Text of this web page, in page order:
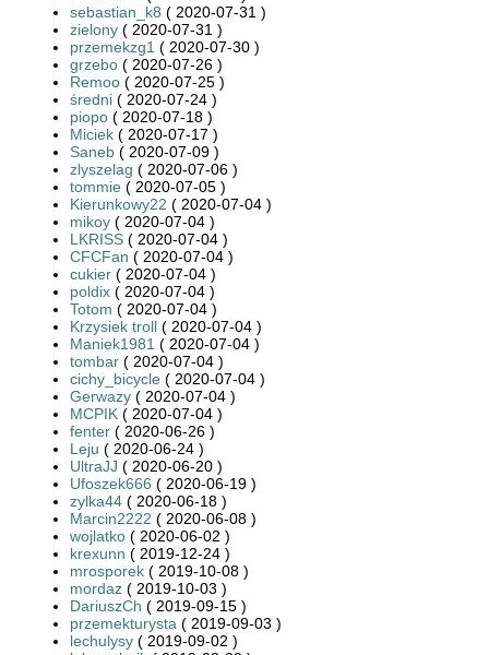
sebastian_k8 ( 2020-07-31 )
zielony ( 2020-07-31 )
przemekzg1 ( 2020-07-30 )
grzebo ( 2020-07-26 )
Remoo ( 2020-07-25 )
średni ( 2020-07-24 )
piopo ( 2020-07-18 )
Miciek ( 2020-07-17 )
Saneb ( 2020-07-09 )
zlyszelag ( 2020-07-06 )
tommie ( 2020-07-05 )
Kierunkowy22 ( 2020-07-04 )
mikoy ( 2020-07-04 )
LKRISS ( 2020-07-04 )
CFCFan ( 2020-07-04 )
cukier ( 2020-07-04 )
poldix ( 2020-07-04 )
Totom ( 2020-07-04 )
Krzysiek troll ( 2020-07-04 )
Maniek1981 ( 2020-07-04 )
tombar ( 2020-07-04 )
cichy_bicycle ( 2020-07-04 )
Gerwazy ( 2020-07-04 )
MCPIK ( 2020-07-04 )
fenter ( 2020-06-26 )
Leju ( 2020-06-24 )
UltraJJ ( 2020-06-20 )
Ufoszek666 ( 2020-06-19 )
zylka44 ( 2020-06-18 )
Marcin2222 ( 2020-06-08 )
wojlatko ( 2020-06-02 )
krexunn ( 2019-12-24 )
mrosporek ( 2019-10-08 )
mordaz ( 2019-10-03 )
DariuszCh ( 2019-09-15 )
przemekturysta ( 2019-09-03 )
lechulysy ( 2019-09-02 )